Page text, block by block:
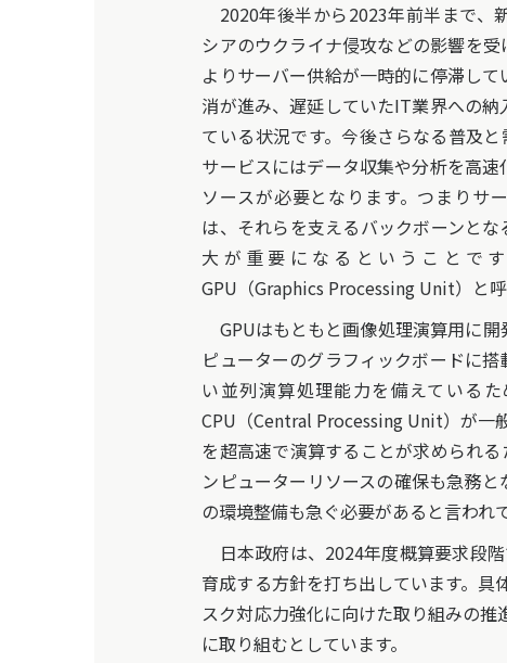
2020年後半から2023年前半まで、
シアのウクライナ侵攻などの影響を
よりサーバー供給が一時的に停滞し
消が進み、遅延していたIT業界への
ている状況です。今後さらなる普及
サービスにはデータ収集や分析を高
ソースが必要となります。つまりサ
は、それらを支えるバックボーンと
大が重要になるということで
GPU（Graphics Processing Unit）と
GPUはもともと画像処理演算用に
ピューターのグラフィックボードに
い並列演算処理能力を備えている
CPU（Central Processing Unit）が一
を超高速で演算することが求められ
ンピューターリソースの確保も急務
の環境整備も急ぐ必要があると言われ
日本政府は、2024年度概算要求段
育成する方針を打ち出しています。具
スク対応力強化に向けた取り組みの
に取り組むとしています。